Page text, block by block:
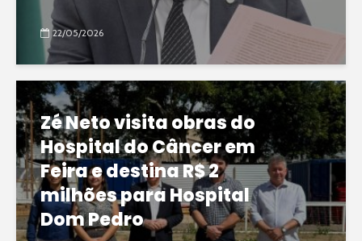
22/05/2026
Zé Neto visita obras do
Hospital do Câncer em
Feira e destina R$ 2
milhões para Hospital
Dom Pedro